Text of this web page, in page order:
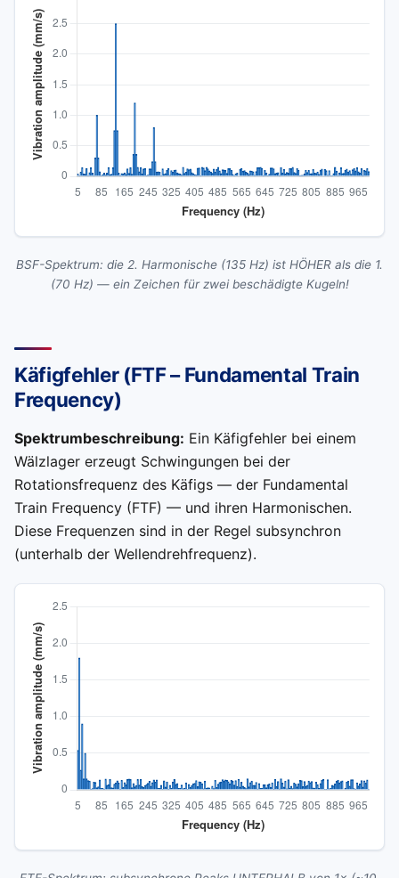
BSF-Spektrum: die 2. Harmonische (135 Hz) ist HÖHER als die 1.
(70 Hz) — ein Zeichen für zwei beschädigte Kugeln!
Käfigfehler (FTF – Fundamental Train
Frequency)
Spektrumbeschreibung: Ein Käfigfehler bei einem
Wälzlager erzeugt Schwingungen bei der
Rotationsfrequenz des Käfigs — der Fundamental
Train Frequency (FTF) — und ihren Harmonischen.
Diese Frequenzen sind in der Regel subsynchron
(unterhalb der Wellendrehfrequenz).